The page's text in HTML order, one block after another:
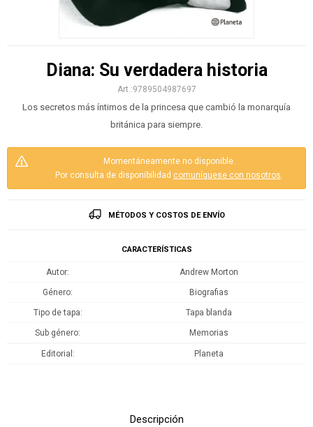
Diana: Su verdadera historia
9789504987697
Los secretos más íntimos de la princesa que cambió la monarquía
británica para siempre.
Momentáneamente no disponible.
Por consulta de disponibilidad comuníquese con nosotros.
MÉTODOS Y COSTOS DE ENVÍO
CARACTERÍSTICAS
Autor Andrew Morton
Género Biografias
Tipo de tapa Tapa blanda
Sub género Memorias
Editorial Planeta
Descripción